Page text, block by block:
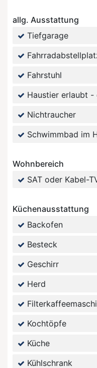
allg. Ausstattung
Tiefgarage
Fahrstuhl
Haustier erlaubt -
Nichtraucher
Schwimmbad im
Wohnbereich
SAT oder Kabel-
Küchenausstattung
Backofen
Besteck
Geschirr
Herd
Kochtöpfe
Küche
Kühlschrank